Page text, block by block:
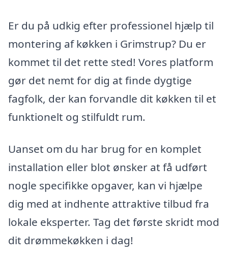
Er du på udkig efter professionel hjælp til
montering af køkken i Grimstrup? Du er
kommet til det rette sted! Vores platform
gør det nemt for dig at finde dygtige
fagfolk, der kan forvandle dit køkken til et
funktionelt og stilfuldt rum.
Uanset om du har brug for en komplet
installation eller blot ønsker at få udført
nogle specifikke opgaver, kan vi hjælpe
dig med at indhente attraktive tilbud fra
lokale eksperter. Tag det første skridt mod
dit drømmekøkken i dag!